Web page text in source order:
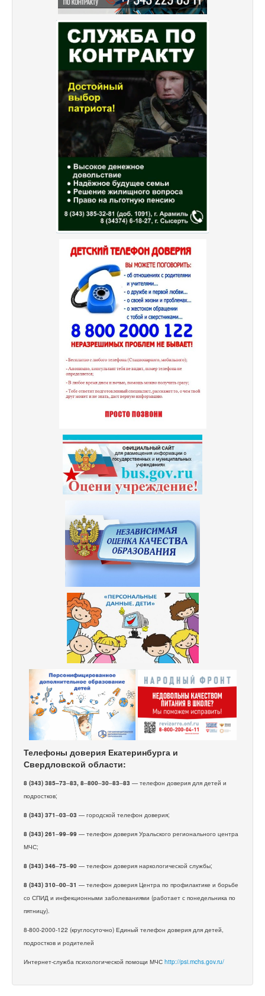
Телефоны доверия Екатеринбурга и
Свердловской области:
8 (343) 385–73–83, 8–800–30–83–83 — телефон доверия для детей и
подростков;
8 (343) 371–03–03 — городской телефон доверия;
8 (343) 261–99–99 — телефон доверия Уральского регионального центра
МЧС;
8 (343) 346–75–90 — телефон доверия наркологической службы;
8 (343) 310–00–31 — телефон доверия Центра по профилактике и борьбе
со СПИД и инфекционными заболеваниями (работает с понедельника по
пятницу).
8-800-2000-122 (круглосуточно) Единый телефон доверия для детей,
подростков и родителей
Интернет-служба психологической помощи МЧС http://psi.mchs.gov.ru/